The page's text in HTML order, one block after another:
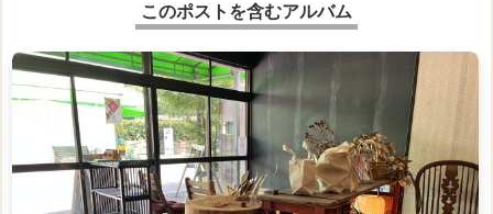
このポストを含むアルバム